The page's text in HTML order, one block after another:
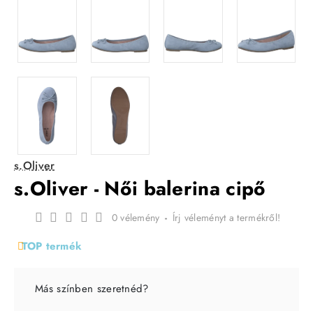
s.Oliver
s.Oliver - Női balerina cipő
TOP termék
0 vélemény - Írj véleményt a termékről!
Más színben szeretnéd?